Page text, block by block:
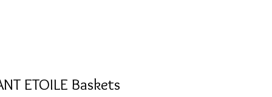
ETOILE Baskets